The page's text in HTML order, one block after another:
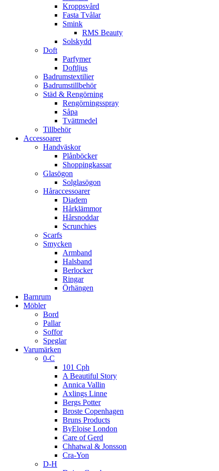
Kroppsvård
Fasta Tvålar
Smink
RMS Beauty
Solskydd
Doft
Parfymer
Doftljus
Badrumstextilier
Badrumstillbehör
Städ & Rengörning
Rengörningsspray
Såpa
Tvättmedel
Tillbehör
Accessoarer
Handväskor
Plånböcker
Shoppingkassar
Glasögon
Solglasögon
Håraccessoarer
Diadem
Hårklämmor
Hårsnoddar
Scrunchies
Scarfs
Smycken
Armband
Halsband
Berlocker
Ringar
Örhängen
Barnrum
Möbler
Bord
Pallar
Soffor
Speglar
Varumärken
0-C
101 Cph
A Beautiful Story
Annica Vallin
Axlings Linne
Bergs Potter
Broste Copenhagen
Bruns Products
ByEloise London
Care of Gerd
Chhatwal & Jonsson
Cra-Yon
D-H